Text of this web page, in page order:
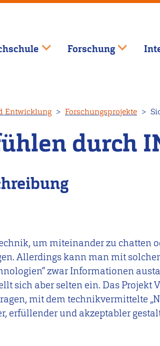
Forschung
Entwicklung Forschungsprojekte
durch
um miteinander zu chatten
Allerdings kann man mit
zwar Informationen
sich aber selten ein. Das Projekt
mit dem technikvermittelte
erfüllender und akzeptabler